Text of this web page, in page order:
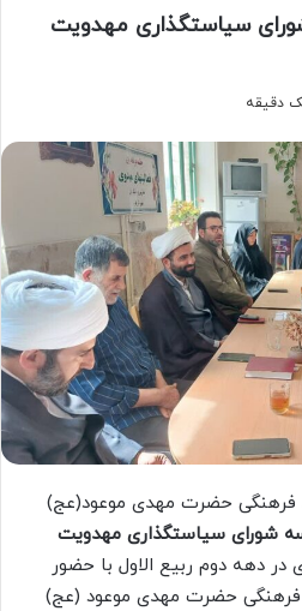
سیاستگذاری مهدویت
دقیقه
فرهنگی حضرت مهدی موعود(عج)
شورای سیاستگذاری مهدویت
در دهه دوم ربیع الاول با حضور
فرهنگی حضرت مهدی موعود (عج)